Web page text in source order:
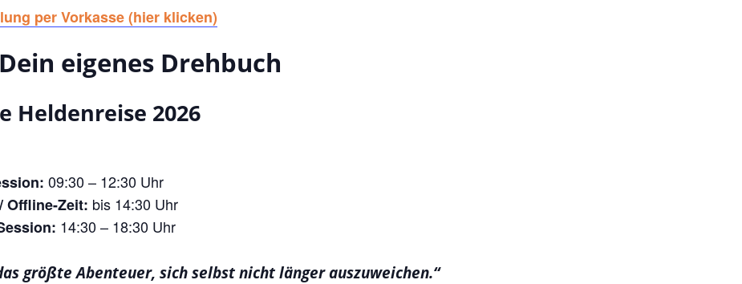
per Vorkasse (hier klicken)
eigenes Drehbuch
Heldenreise 2026
09:30 – 12:30 Uhr
Offline-Zeit: bis 14:30 Uhr
14:30 – 18:30 Uhr
größte Abenteuer, sich selbst nicht länger auszuweichen.“